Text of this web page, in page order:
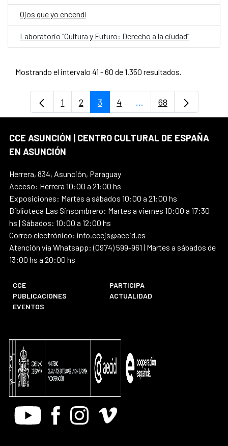
Ojos que yo encendí
Laboratorio “Cultura y Futuro: Derecho a la ciudad”
Mostrando el intervalo 41 - 60 de 1.350 resultados.
Página
1 Página
2 Página
3 Página
4 ...Páginas intermedias
Página
68
CCE ASUNCIÓN | CENTRO CULTURAL DE ESPAÑA
EN ASUNCIÓN
Herrera, 834, Asunción, Paraguay
Acceso: Herrera 10:00 a 21:00 hs
Exposiciones: Martes a sábados 10:00 a 21:00 hs
Biblioteca Las Sinsombrero: Martes a viernes 10:00 a 17:30
hs | Sábados: 10:00 a 12:00 hs
Correo electrónico: info.ccejs@aecid.es
Atención vía Whatsapp: (0974) 599-961 | Martes a sábados de
13:00 hs a 20:00 hs
CCE
PARTICIPA
PUBLICACIONES
ACTUALIDAD
EVENTOS
Youtube FacebookInstagram
Vimeo